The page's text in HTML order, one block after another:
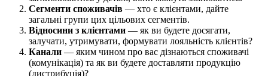
Сегменти споживачів — хто є клієнтами, дайте
загальні групи цих цільових сегментів.
Відносини з клієнтами — як ви будете досягати,
залучати, утримувати, формувати лояльність клієнтів?
Канали — яким чином про вас дізнаються споживачі
(комунікація) та як ви будете доставляти продукцію
(дистрибуція)?